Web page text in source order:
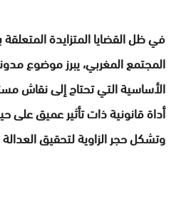
في ظل القضايا المتزايدة
المجتمع المغربي، يبرز موضوع
الأساسية التي تحتاج إلى نقاش
أداة قانونية ذات تأثير عميق على
وتشكل حجر الزاوية لتحقيق